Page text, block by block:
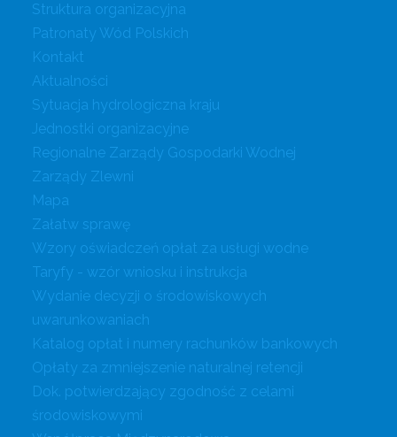
Struktura organizacyjna
Patronaty Wód Polskich
Kontakt
Aktualności
Sytuacja hydrologiczna kraju
Jednostki organizacyjne
Regionalne Zarządy Gospodarki Wodnej
Zarządy Zlewni
Mapa
Załatw sprawę
Wzory oświadczeń opłat za usługi wodne
Taryfy - wzór wniosku i instrukcja
Wydanie decyzji o środowiskowych
uwarunkowaniach
Katalog opłat i numery rachunków bankowych
Opłaty za zmniejszenie naturalnej retencji
Dok. potwierdzający zgodność z celami
środowiskowymi